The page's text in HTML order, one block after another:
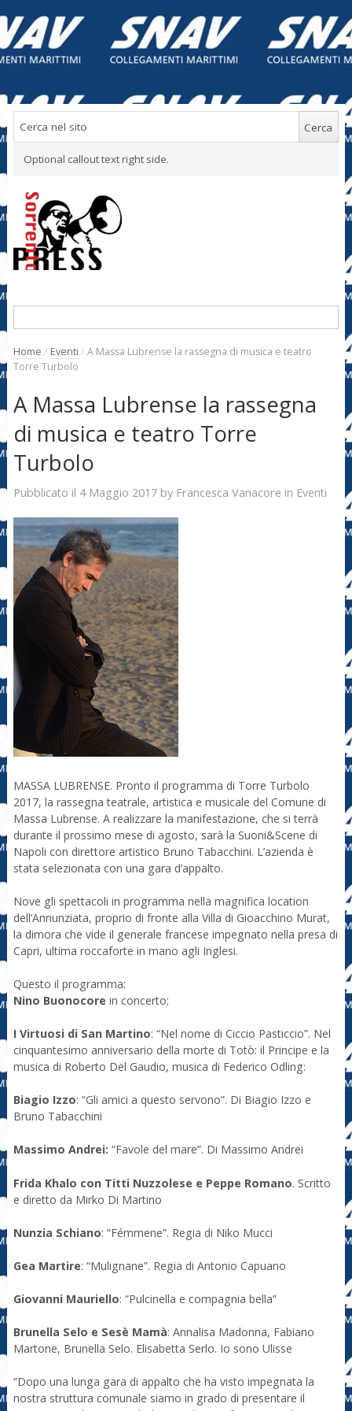
Optional callout text right side.
Home / Eventi / A Massa Lubrense la rassegna di musica e teatro
Torre Turbolo
A Massa Lubrense la rassegna
di musica e teatro Torre
Turbolo
Pubblicato il 4 Maggio 2017by Francesca Vanacore in Eventi
MASSA LUBRENSE. Pronto il programma di Torre Turbolo
2017, la rassegna teatrale, artistica e musicale del Comune di
Massa Lubrense. A realizzare la manifestazione, che si terrà
durante il prossimo mese di agosto, sarà la Suoni&Scene di
Napoli con direttore artistico Bruno Tabacchini. L’azienda è
stata selezionata con una gara d’appalto.
Nove gli spettacoli in programma nella magnifica location
dell’Annunziata, proprio di fronte alla Villa di Gioacchino Murat,
la dimora che vide il generale francese impegnato nella presa di
Capri, ultima roccaforte in mano agli Inglesi.
Questo il programma:
Nino Buonocore in concerto;
I Virtuosi di San Martino: “Nel nome di Ciccio Pasticcio”. Nel
cinquantesimo anniversario della morte di Totò: il Principe e la
musica di Roberto Del Gaudio, musica di Federico Odling:
Biagio Izzo: “Gli amici a questo servono”. Di Biagio Izzo e
Bruno Tabacchini
Massimo Andrei: “Favole del mare”. Di Massimo Andrei
Frida Khalo con Titti Nuzzolese e Peppe Romano. Scritto
e diretto da Mirko Di Martino
Nunzia Schiano: “Fémmene”. Regia di Niko Mucci
Gea Martire: “Mulignane”. Regia di Antonio Capuano
Giovanni Mauriello: “Pulcinella e compagnia bella”
Brunella Selo e Sesè Mamà: Annalisa Madonna, Fabiano
Martone, Brunella Selo. Elisabetta Serlo. Io sono Ulisse
“Dopo una lunga gara di appalto che ha visto impegnata la
nostra struttura comunale siamo in grado di presentare il